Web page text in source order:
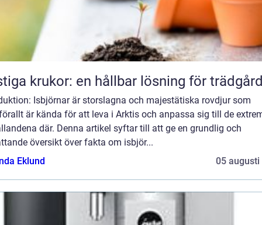
krukor: en hållbar lösning för
Isbjörnar är storslagna och majestätiska rovdjur som
är kända för att leva i Arktis och anpassa sig till de
där. Denna artikel syftar till att ge en grundlig och
översikt över fakta om isbjör...
Eklund
05 augusti